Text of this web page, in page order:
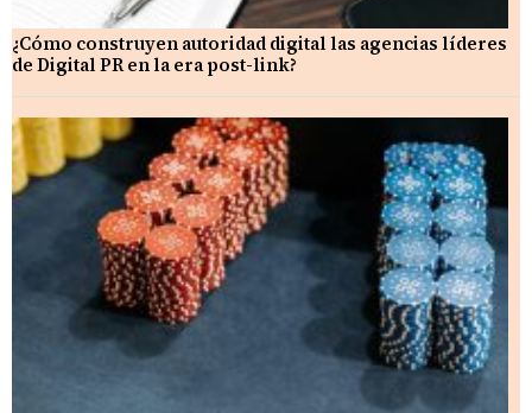
¿Cómo construyen autoridad digital las agencias líderes
de Digital PR en la era post-link?